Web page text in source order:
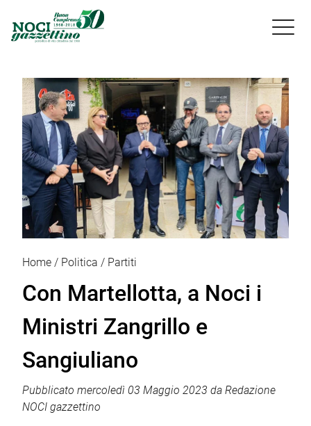

Home Politica Partiti
Con Martellotta, a Noci i
Ministri Zangrillo e
Sangiuliano
Pubblicato mercoledì 03 Maggio 2023 da Redazione
NOCI gazzettino